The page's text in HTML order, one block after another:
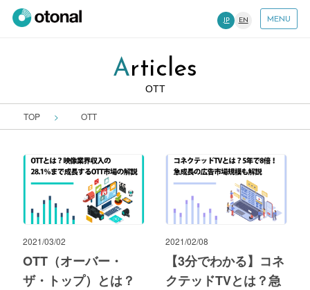
JP EN MENU
Articles
OTT
TOP OTT
2021/03/02
OTT（オーバー・
ザ・トップ）とは？
2021/02/08
【3分でわかる】コネ
クテッドTVとは？急